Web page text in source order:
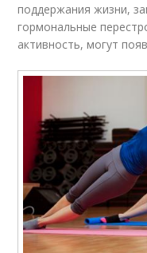
поддержания жизни,
гормональные
активность, могут